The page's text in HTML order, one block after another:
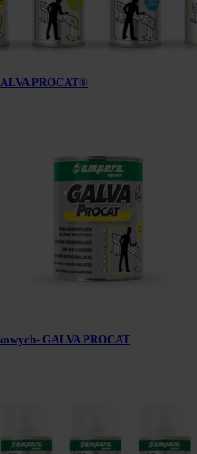
PROCAT®
GALVA PROCAT